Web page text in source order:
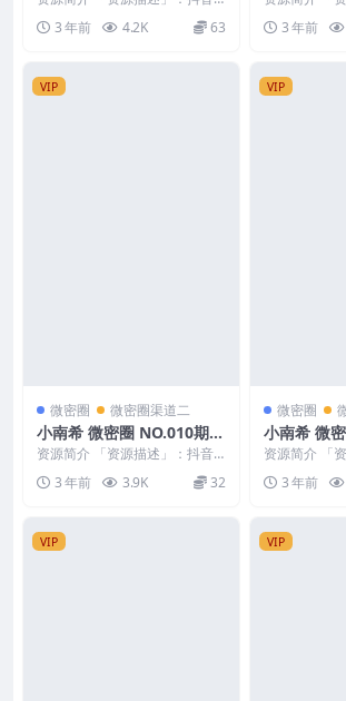
小南希 微密圈 NO.012期 【4P2
V】最新至...
3 年前 4.2K 63
小南希 微密
P】最新至：...
3 年前
VIP
微密圈 微密圈渠道二
小南希 微密圈 NO.010期
最新至：2023.5.29
资源简介 「资源描述」：抖音
小南希 微密圈 NO.010期 【23
P】最新至：...
3 年前 3.9K 32
VIP
微密圈
小南希 微
最新至：
资源简介 「
小南希 微密
V】最新至...
3 年前
VIP VIP